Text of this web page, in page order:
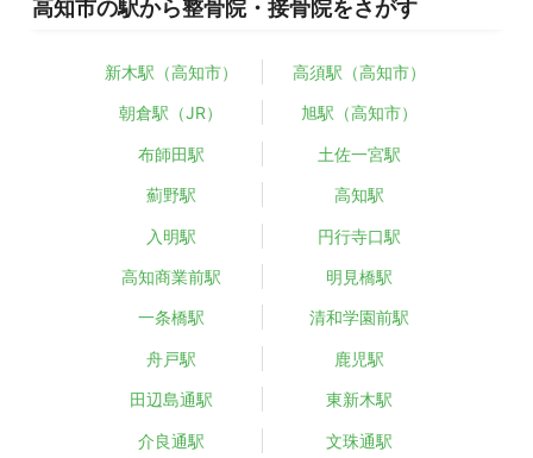
高知市の駅から整骨院・接骨院をさがす
新木駅（高知市） 高須駅（高知市）
朝倉駅（JR） 旭駅（高知市）
布師田駅 土佐一宮駅
薊野駅 高知駅
入明駅 円行寺口駅
高知商業前駅 明見橋駅
一条橋駅 清和学園前駅
舟戸駅 鹿児駅
田辺島通駅 東新木駅
介良通駅 文珠通駅